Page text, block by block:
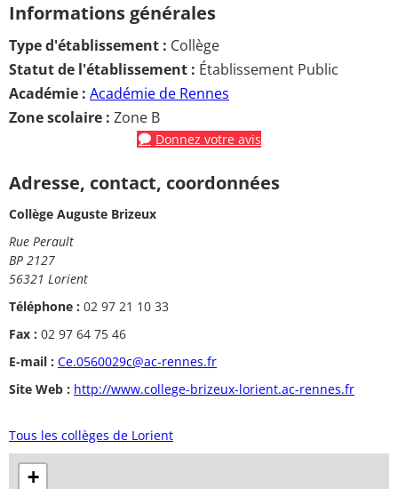
Informations générales
Type d'établissement : Collège
Statut de l'établissement : Établissement Public
Académie : Académie de Rennes
Zone scolaire : Zone B
Donnez votre avis
Adresse, contact, coordonnées
Collège Auguste Brizeux
Rue Perault
BP 2127
56321 Lorient
Téléphone : 02 97 21 10 33
Fax : 02 97 64 75 46
E-mail : Ce.0560029c@ac-rennes.fr
Site Web : http://www.college-brizeux-lorient.ac-rennes.fr
Tous les collèges de Lorient
+